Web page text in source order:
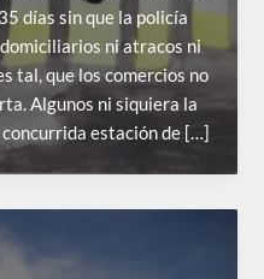
días sin que la policía
ni atracos ni
tal, que los comercios no
Algunos ni siquiera la
estación de […]